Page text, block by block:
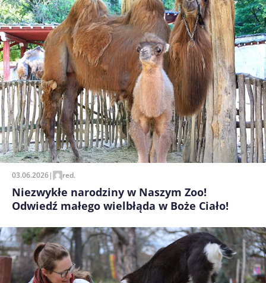
03.06.2026| red.
Niezwykłe narodziny w Naszym Zoo!
Odwiedź małego wielbłąda w Boże Ciało!